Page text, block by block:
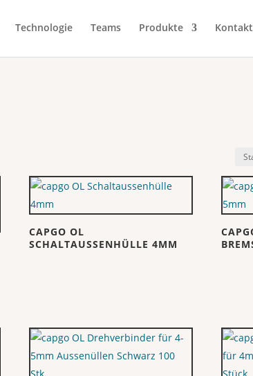
Technologie Teams Produkte Kontakt
CAPGO OL
SCHALTAUSSENHÜLLE 4MM